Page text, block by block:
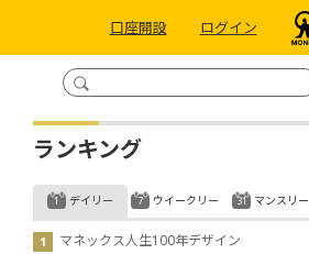
口座開設 ログイン
ランキング
デイリー
マネックス人生100年デザイン
ウイークリー マンスリー